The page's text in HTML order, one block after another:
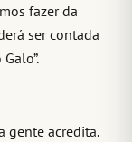
fazer da
ser contada
gente acredita.